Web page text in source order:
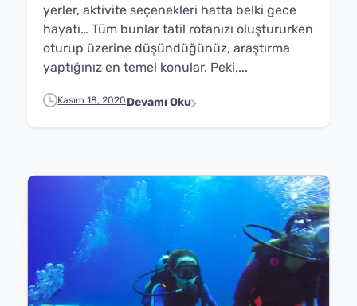
yerler, aktivite seçenekleri hatta belki gece
hayatı… Tüm bunlar tatil rotanızı oluştururken
oturup üzerine düşündüğünüz, araştırma
yaptığınız en temel konular. Peki,...
Kasım 18, 2020 Devamı Oku